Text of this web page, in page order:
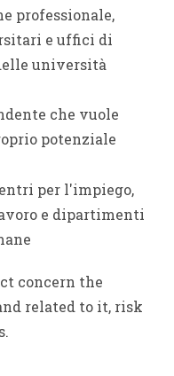
professionale,
e uffici di
università
che vuole
potenziale
per l'impiego,
e dipartimenti
concern the
related to it, risk